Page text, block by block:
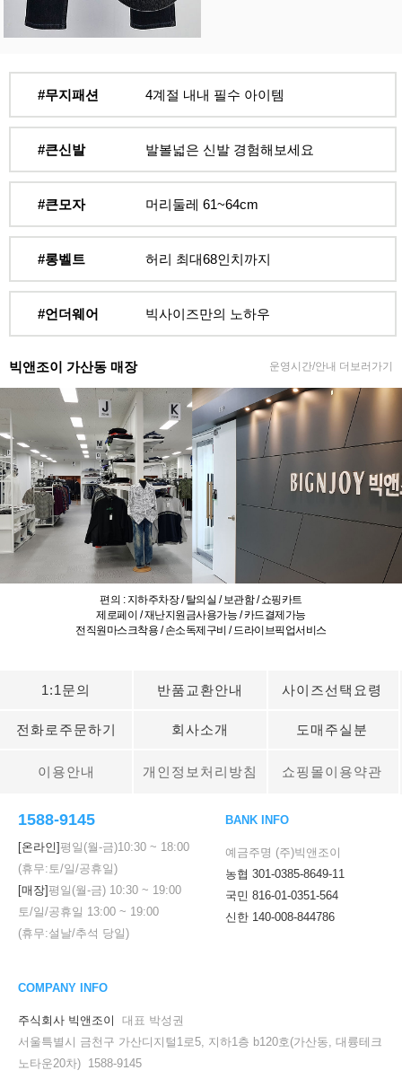
#무지패션 4계절 내내 필수 아이템
#큰신발 발볼넓은 신발 경험해보세요
#큰모자 머리둘레 61~64cm
#롱벨트 허리 최대68인치까지
#언더웨어 빅사이즈만의 노하우
빅앤조이 가산동 매장 운영시간/안내 더보러가기
편의 : 지하주차장 / 탈의실 / 보관함 / 쇼핑카트
제로페이 / 재난지원금사용가능 / 카드결제가능
전직원마스크착용 / 손소독제구비 / 드라이브픽업서비스
1:1문의 반품교환안내 사이즈선택요령
전화로주문하기 회사소개 도매주실분
이용안내 개인정보처리방침 쇼핑몰이용약관
1588-9145
[온라인]평일(월-금)10:30 ~ 18:00
(휴무:토/일/공휴일)
[매장]평일(월-금) 10:30 ~ 19:00
토/일/공휴일 13:00 ~ 19:00
(휴무:설날/추석 당일)
BANK INFO
예금주명 (주)빅앤조이
농협 301-0385-8649-11
국민 816-01-0351-564
신한 140-008-844786
COMPANY INFO
주식회사 빅앤조이
대표 박성권
서울특별시 금천구 가산디지털1로5, 지하1층 b120호(가산동, 대륭테크
노타운20차) 1588-9145